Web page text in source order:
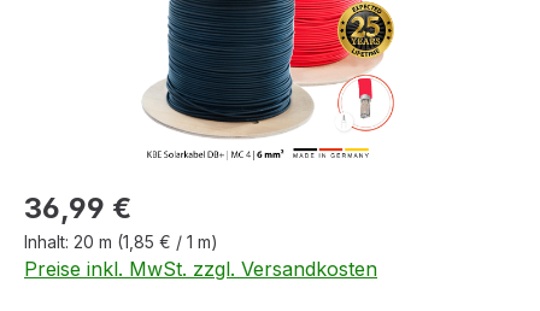
Regulärer Preis:
36,99 €
Inhalt: 20 m (1,85 € / 1 m)
Preise inkl. MwSt. zzgl. Versandkosten